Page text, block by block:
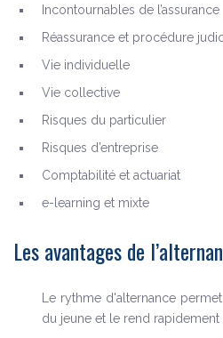
Incontournables de l’assurance
Réassurance et procédure
Vie individuelle
Vie collective
Risques du particulier
Risques d’entreprise
Comptabilité et actuariat
e-learning et mixte
Les avantages de
Le rythme d'alternance
du jeune et le rend rapidement